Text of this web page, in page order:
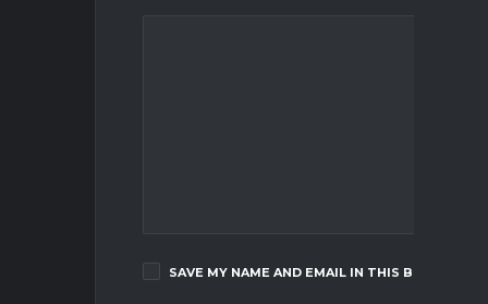
SAVE MY NAME AND EMAIL IN THIS BROWSER